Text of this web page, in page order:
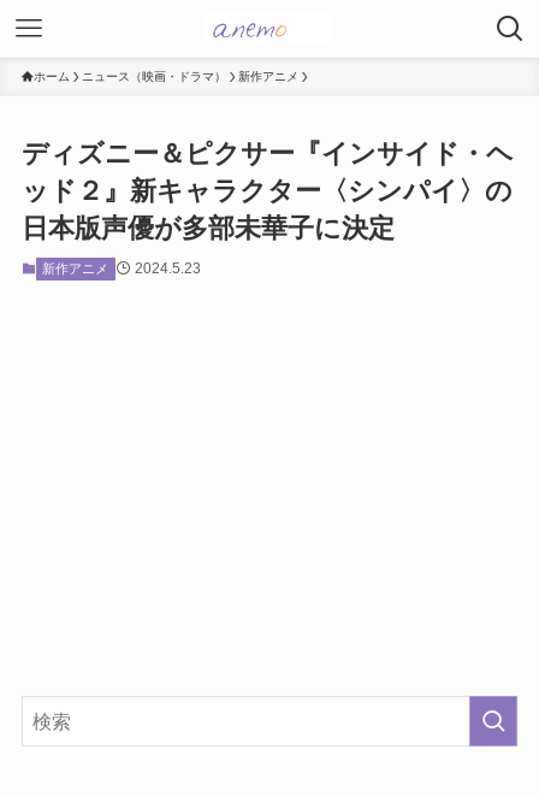
ホーム ニュース（映画・ドラマ） 新作アニメ
ディズニー＆ピクサー『インサイド・ヘ
ッド２』新キャラクター〈シンパイ〉の
日本版声優が多部未華子に決定
新作アニメ 2024.5.23